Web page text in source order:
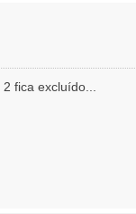
fica excluído...